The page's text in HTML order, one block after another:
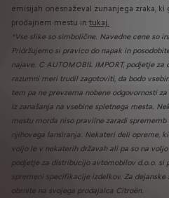
emisijah onesnaževal zunanjega zraka, ki
prodajnem mestu in tukaj.
*Vse slike so simbolične. Navedne cene so
Pridržujemo si pravico do napak in
najave. C AUTOMOBIL IMPORT, podjetje
razumni meri trudil zagotoviti, da bodo
tem pa ne prevzema nobene odgovornosti
iz zanašanja na vsebine spletnega mesta.
mestu morda niso pravilne zaradi
njihovega lansiranja. Nekateri deli opreme,
voljo le v nekaterih državah ali pa so na
podjetje za distribucijo avtomobilov d.o.o. si
spremeni specifikacije izdelkov. Za
obrnite na svojega prodajalca Citroën.